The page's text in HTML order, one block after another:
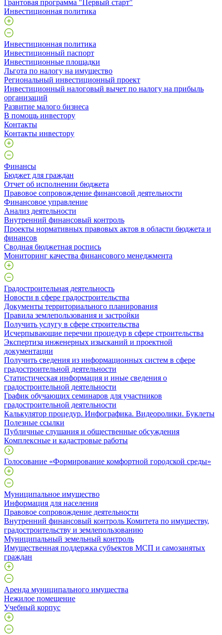
Грантовая программа "Первый старт"
Инвестиционная политика
Инвестиционная политика
Инвестиционный паспорт
Инвестиционные площадки
Льгота по налогу на имущество
Региональный инвестиционный проект
Инвестиционный налоговый вычет по налогу на прибыль
организаций
Развитие малого бизнеса
В помощь инвестору
Контакты
Контакты инвестору
Финансы
Бюджет для граждан
Отчет об исполнении бюджета
Правовое сопровождение финансовой деятельности
Финансовое управление
Анализ деятельности
Внутренний финансовый контроль
Проекты нормативных правовых актов в области бюджета и
финансов
Сводная бюджетная роспись
Мониторинг качества финансового менеджмента
Градостроительная деятельность
Новости в сфере градостроительства
Документы территориального планирования
Правила землепользования и застройки
Получить услугу в сфере строительства
Исчерпывающие перечни процедур в сфере строительства
Экспертиза инженерных изысканий и проектной
документации
Получить сведения из информационных систем в сфере
градостроительной деятельности
Статистическая информация и иные сведения о
градостроительной деятельности
График обучающих семинаров для участников
градостроительной деятельности
Калькулятор процедур. Инфографика. Видеоролики. Буклеты
Полезные ссылки
Публичные слушания и общественные обсуждения
Комплексные и кадастровые работы
Голосование «Формирование комфортной городской среды»
Муниципальное имущество
Информация для населения
Правовое сопровождение деятельности
Внутренний финансовый контроль Комитета по имуществу,
градостроительству и землепользованию
Муниципальный земельный контроль
Имущественная поддержка субъектов МСП и самозанятых
граждан
Аренда муниципального имущества
Нежилое помещение
Учебный корпус